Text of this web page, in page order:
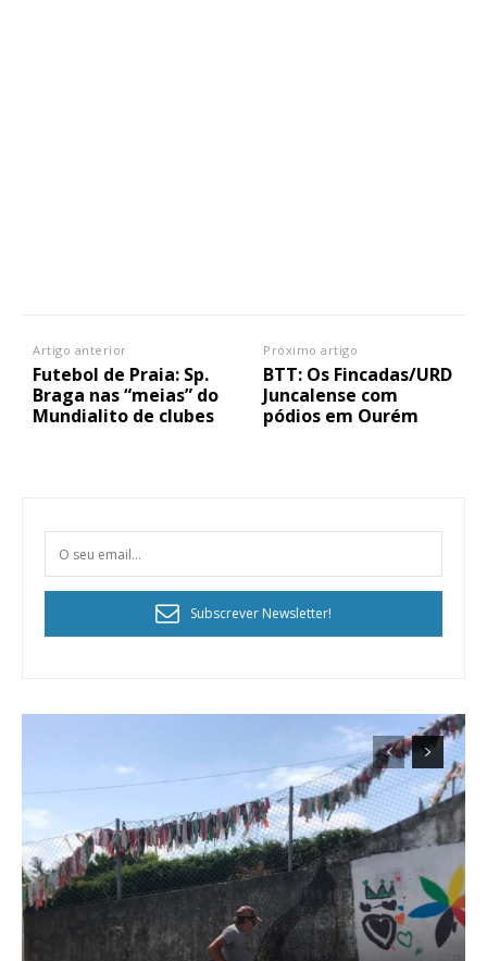
Artigo anterior
Futebol de Praia: Sp.
Braga nas “meias” do
Mundialito de clubes
Próximo artigo
BTT: Os Fincadas/URD
Juncalense com
pódios em Ourém
Subscrever Newsletter!